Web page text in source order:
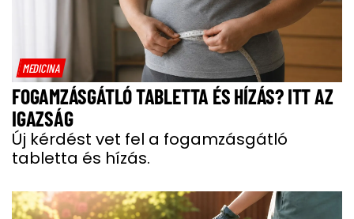
MEDICINA
FOGAMZÁSGÁTLÓ TABLETTA ÉS HÍZÁS? ITT AZ
IGAZSÁG
Új kérdést vet fel a fogamzásgátló
tabletta és hízás.